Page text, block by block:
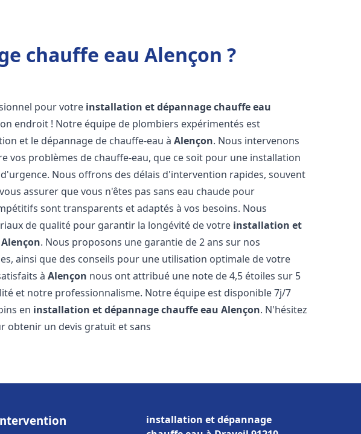
chauffe eau Alençon ?
pour votre installation et dépannage chauffe eau
endroit ! Notre équipe de plombiers expérimentés est
et le dépannage de chauffe-eau àAlençon. Nous intervenons
vos problèmes de chauffe-eau, que ce soit pour une installation
Nous offrons des délais d'intervention rapides, souvent
assurer que vous n'êtes pas sans eau chaude pour
sont transparents et adaptés à vos besoins. Nous
de qualité pour garantir la longévité de votre installation et
Alençon. Nous proposons une garantie de 2 ans sur nos
ainsi que des conseils pour une utilisation optimale de votre
àAlençon nous ont attribué une note de 4,5 étoiles sur 5
et notre professionnalisme. Notre équipe est disponible 7j/7
en installation et dépannage chauffe eau Alençon. N'hésitez
obtenir un devis gratuit et sans
installation et dépannage